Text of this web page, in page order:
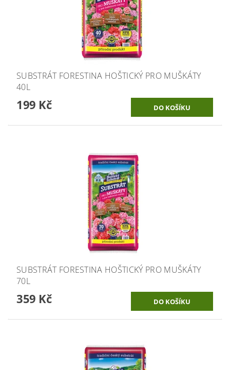
SUBSTRÁT FORESTINA HOŠTICKÝ PRO MUŠKÁTY
40L
199 Kč
SUBSTRÁT FORESTINA HOŠTICKÝ PRO MUŠKÁTY
70L
359 Kč